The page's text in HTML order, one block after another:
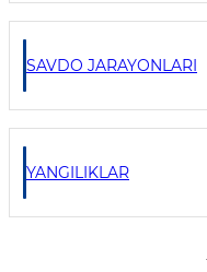
SAVDO JARAYONLARI
YANGILIKLAR